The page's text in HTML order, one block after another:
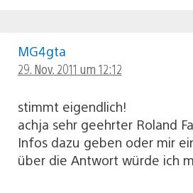
MG4gta
29. Nov. 2011 um 12:12
stimmt eigendlich!
achja sehr geehrter Roland
Infos dazu geben oder mir
über die Antwort würde ich